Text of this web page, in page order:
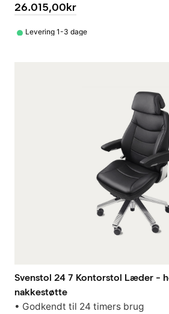
26.015,00kr
• Levering 1-3 dage
Svenstol 24 7 Kontorstol Læder -
nakkestøtte
• Godkendt til 24 timers brug